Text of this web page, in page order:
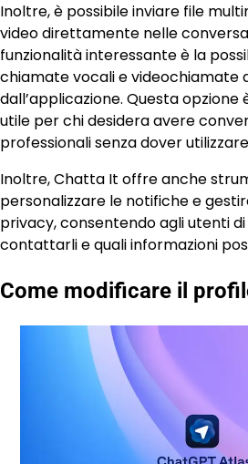
Inoltre, è possibile inviare file
video direttamente nelle
funzionalità interessante è la
chiamate vocali e videochiamate
dall’applicazione. Questa
utile per chi desidera avere
professionali senza dover
Inoltre, Chatta It offre anche
personalizzare le notifiche e
privacy, consentendo agli utenti
contattarli e quali informazioni
Come modificare il